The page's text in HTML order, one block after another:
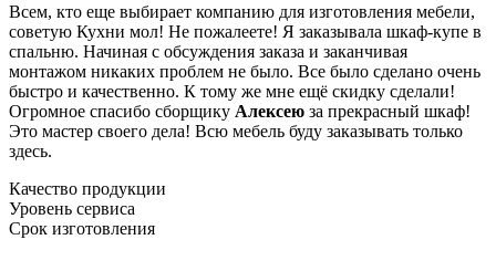
Всем, кто еще выбирает компанию для изготовления мебели,
советую Кухни мол! Не пожалеете! Я заказывала шкаф-купе в
спальню. Начиная с обсуждения заказа и заканчивая
монтажом никаких проблем не было. Все было сделано очень
быстро и качественно. К тому же мне ещё скидку сделали!
Огромное спасибо сборщику Алексею за прекрасный шкаф!
Это мастер своего дела! Всю мебель буду заказывать только
здесь.
Качество продукции
Уровень сервиса
Срок изготовления